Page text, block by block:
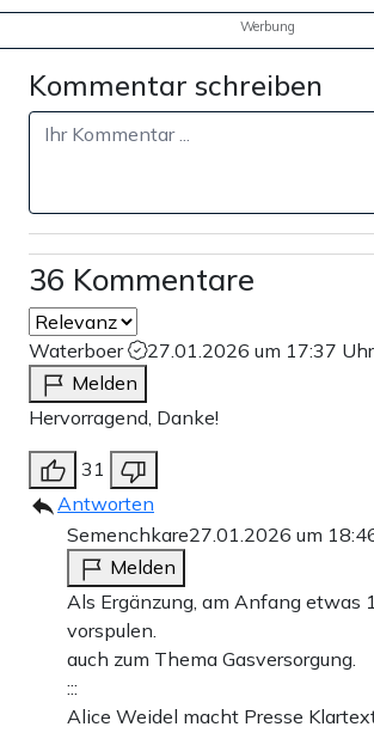
Werbung
Kommentar schreiben
36 Kommentare
Waterboer 27.01.2026 um 17:37 Uhr
Melden
Hervorragend, Danke!
31
Antworten
Semenchkare27.01.2026 um
Melden
Als Ergänzung, am Anfang etwas
vorspulen.
auch zum Thema Gasversorgung.
:::
Alice Weidel macht Presse